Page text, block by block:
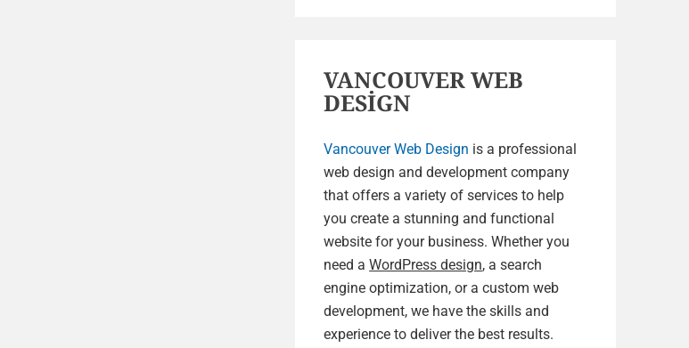
VANCOUVER WEB
DESİGN
Vancouver Web Design is a professional
web design and development company
that offers a variety of services to help
you create a stunning and functional
website for your business. Whether you
need aWordPress design, a search
engine optimization, or a custom web
development, we have the skills and
experience to deliver the best results.